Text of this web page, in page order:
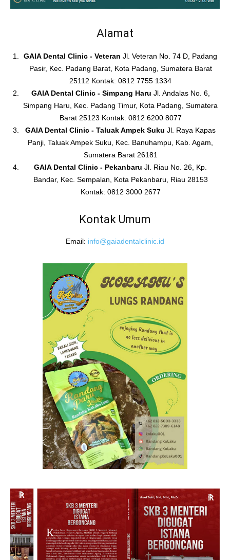
Alamat
GAIA Dental Clinic - Veteran Jl. Veteran No. 74 D, Padang
Pasir, Kec. Padang Barat, Kota Padang, Sumatera Barat
25112 Kontak: 0812 7755 1334
GAIA Dental Clinic - Simpang Haru Jl. Andalas No. 6,
Simpang Haru, Kec. Padang Timur, Kota Padang, Sumatera
Barat 25123 Kontak: 0812 6200 8077
GAIA Dental Clinic - Taluak Ampek Suku Jl. Raya Kapas
Panji, Taluak Ampek Suku, Kec. Banuhampu, Kab. Agam,
Sumatera Barat 26181
GAIA Dental Clinic - Pekanbaru Jl. Riau No. 26, Kp.
Bandar, Kec. Sempalan, Kota Pekanbaru, Riau 28153
Kontak: 0812 3000 2677
Kontak Umum
Email: info@gaiadentalclinic.id